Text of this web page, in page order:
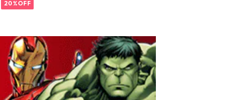
20%OFF